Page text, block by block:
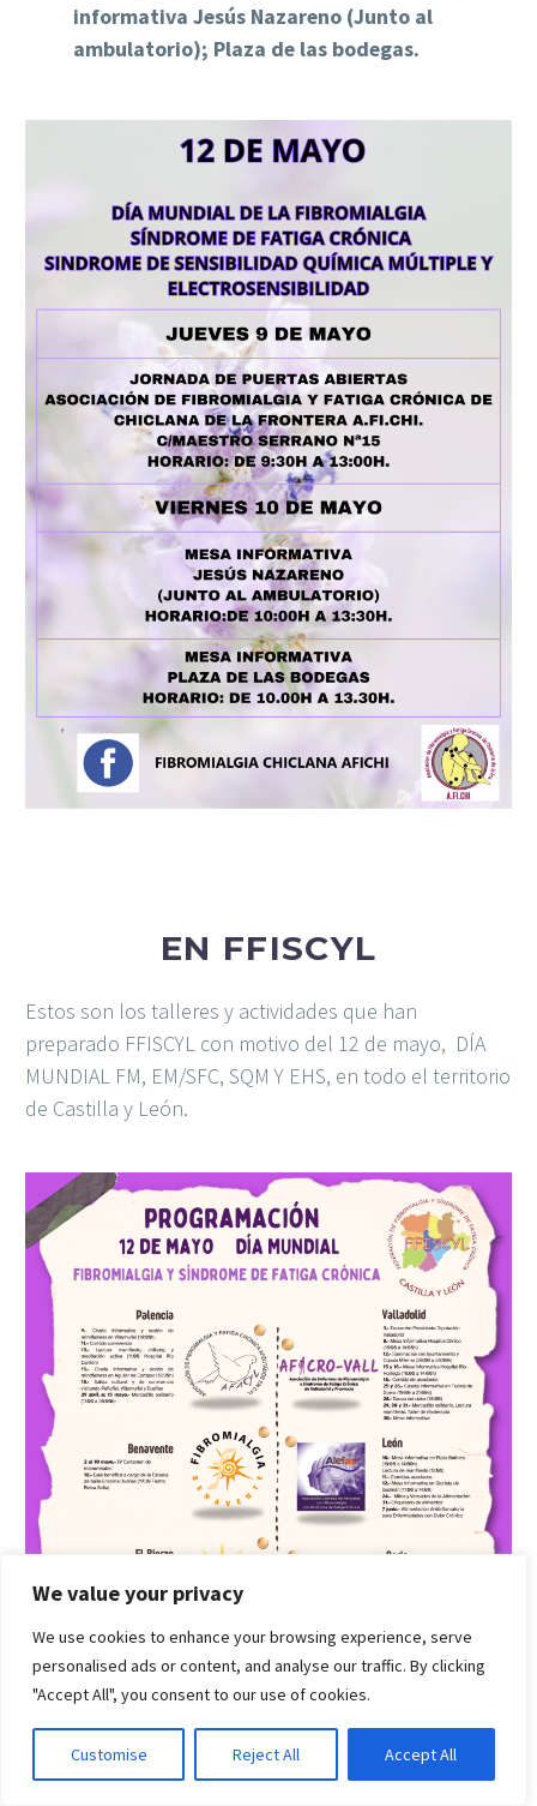
We value your privacy
We use cookies to enhance your browsing experience, serve
personalised ads or content, and analyse our traffic. By clicking
"Accept All", you consent to our use of cookies.
Customise Reject All Accept All
informativa Jesús Nazareno (Junto al
ambulatorio); Plaza de las bodegas.
EN FFISCYL
Estos son los talleres y actividades que han
preparado FFISCYL con motivo del 12 de mayo, DÍA
MUNDIAL FM, EM/SFC, SQM Y EHS, en todo el territorio
de Castilla y León.